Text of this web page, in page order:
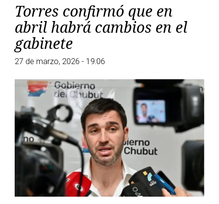
Torres confirmó que en
abril habrá cambios en el
gabinete
27 de marzo, 2026 - 19:06